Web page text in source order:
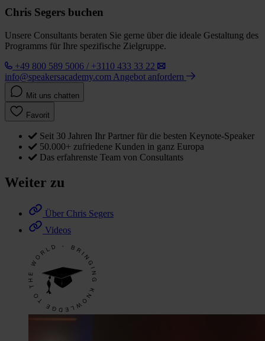
Chris Segers buchen
Unsere Consultants beraten Sie gerne über die ideale Gestaltung des
Programms für Ihre spezifische Zielgruppe.
+49 800 589 5006 / +3110 433 33 22
info@speakersacademy.com Angebot anfordern
Mit uns chatten
Favorit
Seit 30 Jahren Ihr Partner für die besten Keynote-Speaker
50.000+ zufriedene Kunden in ganz Europa
Das erfahrenste Team von Consultants
Weiter zu
Über Chris Segers
Videos